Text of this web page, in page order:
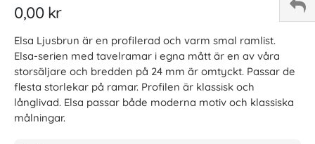
gallery
0,00 kr
Elsa Ljusbrun är en profilerad och varm smal ramlist.
Elsa-serien med tavelramar i egna mått är en av våra
storsäljare och bredden på 24 mm är omtyckt. Passar de
flesta storlekar på ramar. Profilen är klassisk och
långlivad. Elsa passar både moderna motiv och klassiska
målningar.